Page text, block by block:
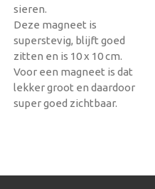
sieren.
Deze magneet is
superstevig, blijft goed
zitten en is 10 x 10 cm.
Voor een magneet is dat
lekker groot en daardoor
super goed zichtbaar.